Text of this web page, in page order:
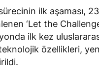
ilk aşaması,
‘Let the
ilk kez
özellikleri,